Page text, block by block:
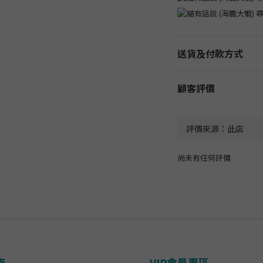
送貨及付款方式
顧客評價
尚未有任何評價